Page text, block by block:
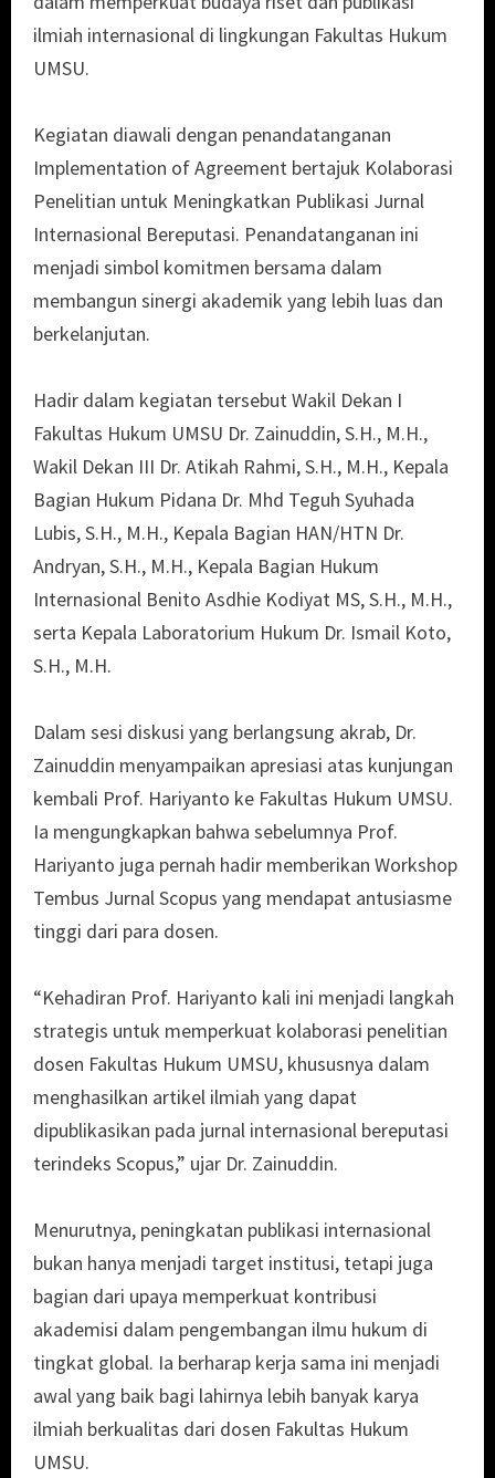
ilmiah internasional di lingkungan Fakultas Hukum
UMSU.
Kegiatan diawali dengan penandatanganan
Implementation of Agreement bertajuk Kolaborasi
Penelitian untuk Meningkatkan Publikasi Jurnal
Internasional Bereputasi. Penandatanganan ini
menjadi simbol komitmen bersama dalam
membangun sinergi akademik yang lebih luas dan
berkelanjutan.
Hadir dalam kegiatan tersebut Wakil Dekan I
Fakultas Hukum UMSU Dr. Zainuddin, S.H., M.H.,
Wakil Dekan III Dr. Atikah Rahmi, S.H., M.H., Kepala
Bagian Hukum Pidana Dr. Mhd Teguh Syuhada
Lubis, S.H., M.H., Kepala Bagian HAN/HTN Dr.
Andryan, S.H., M.H., Kepala Bagian Hukum
Internasional Benito Asdhie Kodiyat MS, S.H., M.H.,
serta Kepala Laboratorium Hukum Dr. Ismail Koto,
S.H., M.H.
Dalam sesi diskusi yang berlangsung akrab, Dr.
Zainuddin menyampaikan apresiasi atas kunjungan
kembali Prof. Hariyanto ke Fakultas Hukum UMSU.
Ia mengungkapkan bahwa sebelumnya Prof.
Hariyanto juga pernah hadir memberikan Workshop
Tembus Jurnal Scopus yang mendapat antusiasme
tinggi dari para dosen.
“Kehadiran Prof. Hariyanto kali ini menjadi langkah
strategis untuk memperkuat kolaborasi penelitian
dosen Fakultas Hukum UMSU, khususnya dalam
menghasilkan artikel ilmiah yang dapat
dipublikasikan pada jurnal internasional bereputasi
terindeks Scopus,” ujar Dr. Zainuddin.
Menurutnya, peningkatan publikasi internasional
bukan hanya menjadi target institusi, tetapi juga
bagian dari upaya memperkuat kontribusi
akademisi dalam pengembangan ilmu hukum di
tingkat global. Ia berharap kerja sama ini menjadi
awal yang baik bagi lahirnya lebih banyak karya
ilmiah berkualitas dari dosen Fakultas Hukum
UMSU.